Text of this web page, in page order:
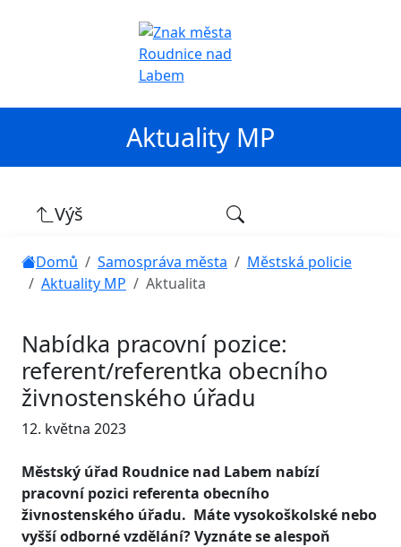
Aktuality MP
Výš
Domů Samospráva města
Městská policie
Aktuality MP
Aktualita
Nabídka pracovní pozice:
referent/referentka obecního
živnostenského úřadu
12. května 2023
Městský úřad Roudnice nad Labem nabízí
pracovní pozici referenta obecního
živnostenského úřadu. Máte vysokoškolské nebo
vyšší odborné vzdělání? Vyznáte se alespoň